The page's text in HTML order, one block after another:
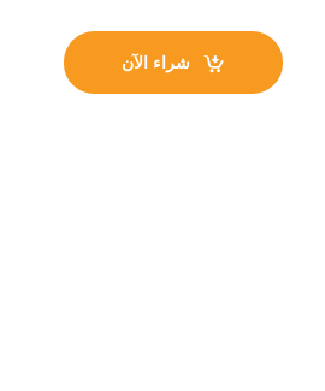
شراء الآن